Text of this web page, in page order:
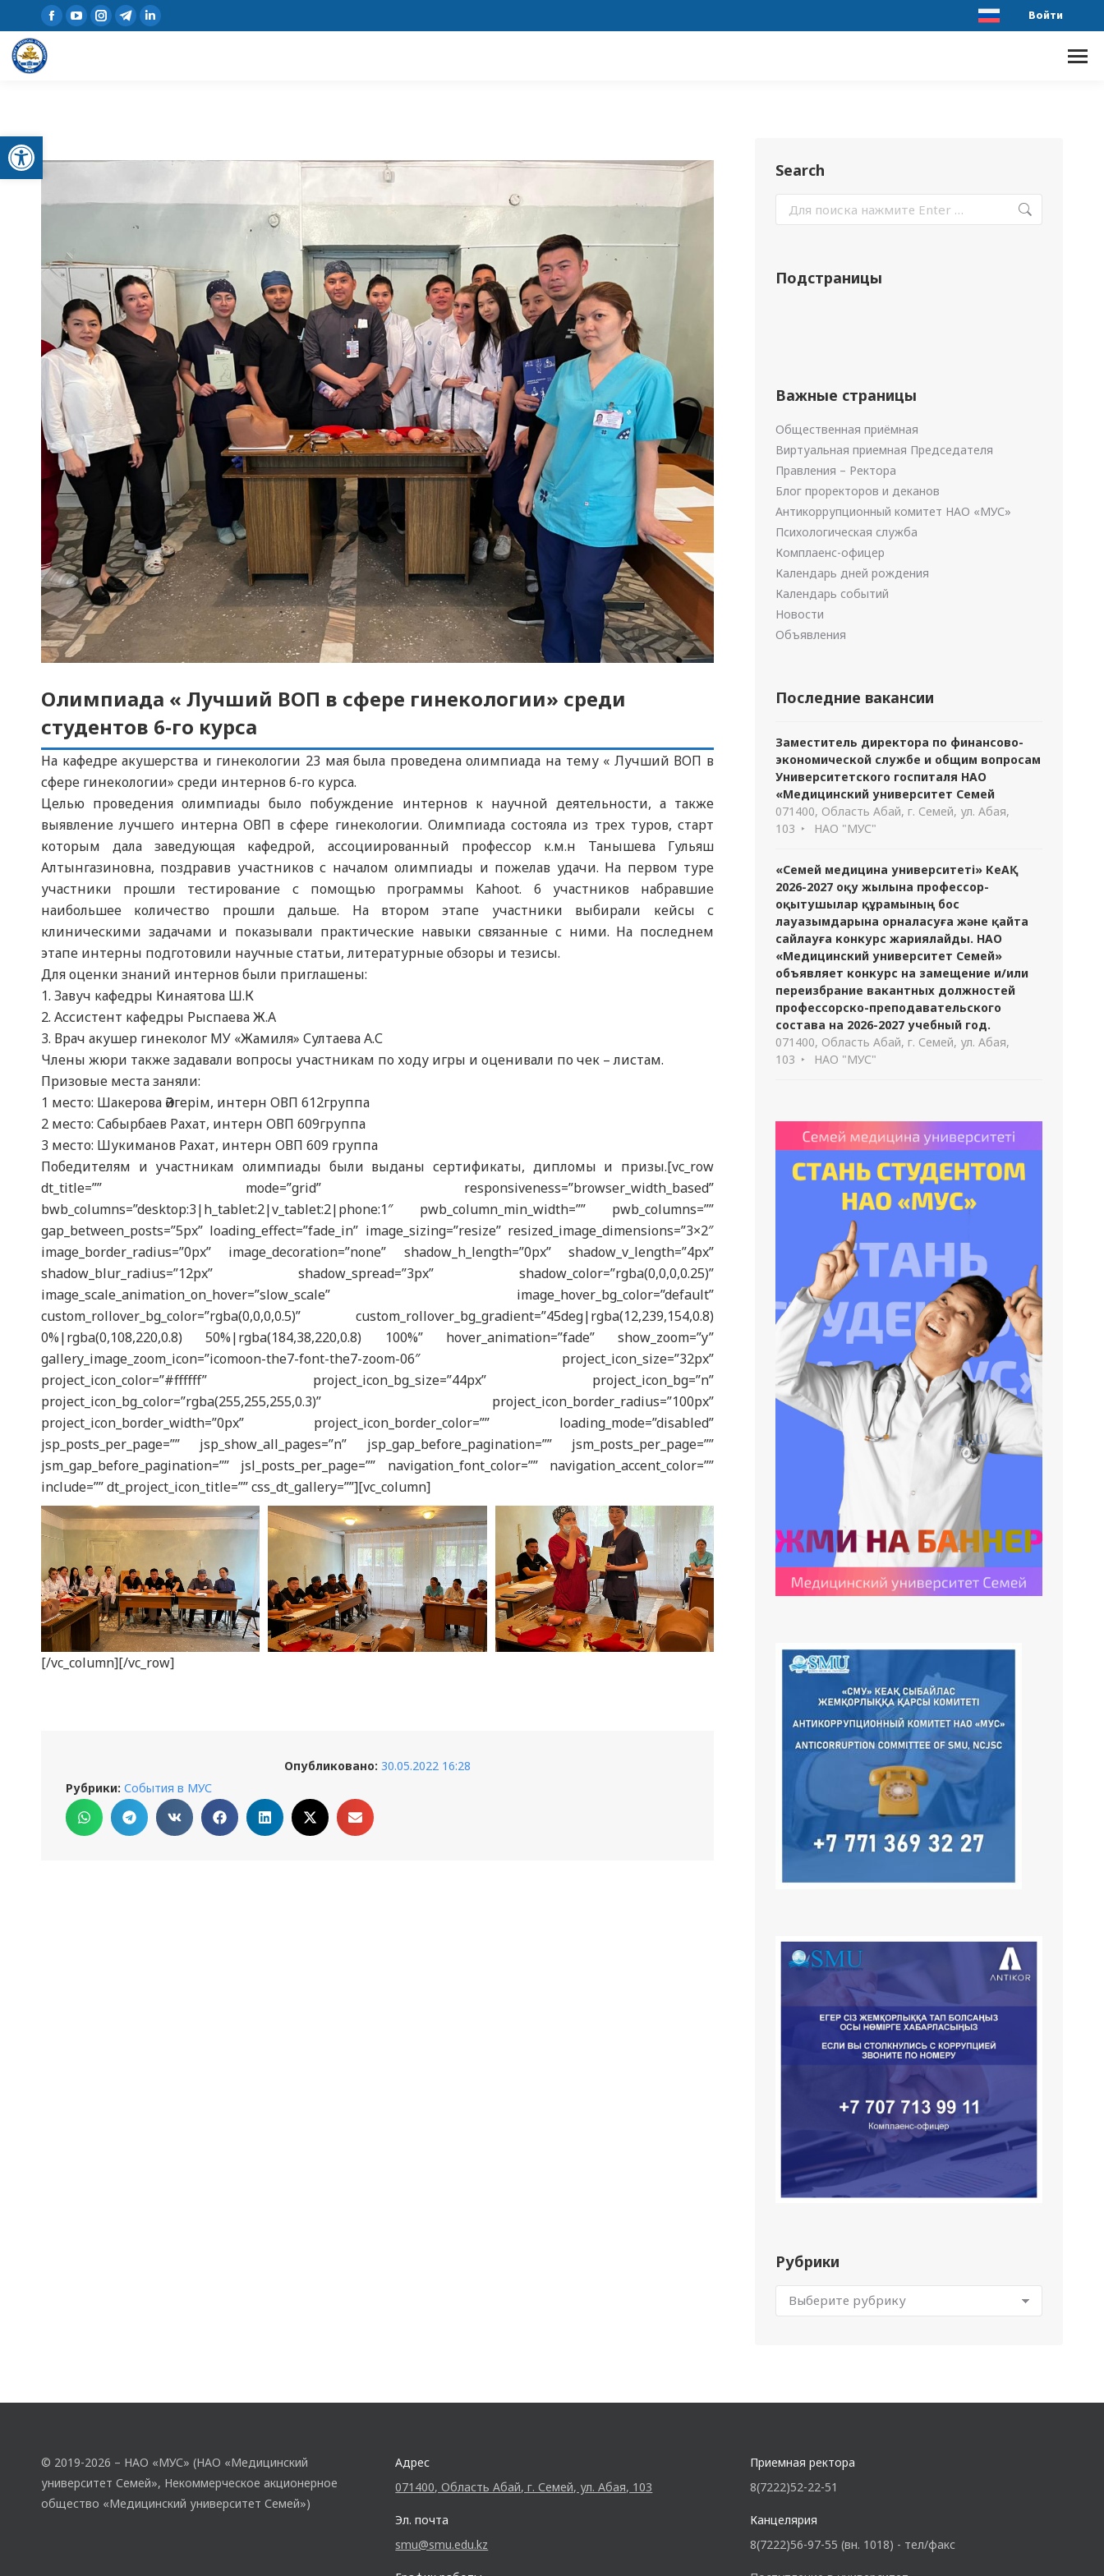
Открыть панель инструментов
Войти
Олимпиада « Лучший ВОП в сфере гинекологии» среди
студентов 6-го курса
На кафедре акушерства и гинекологии 23 мая была проведена олимпиада на тему « Лучший ВОП в
сфере гинекологии» среди интернов 6-го курса.
Целью проведения олимпиады было побуждение интернов к научной деятельности, а также
выявление лучшего интерна ОВП в сфере гинекологии. Олимпиада состояла из трех туров, старт
которым дала заведующая кафедрой, ассоциированный профессор к.м.н Танышева Гульяш
Алтынгазиновна, поздравив участников с началом олимпиады и пожелав удачи. На первом туре
участники прошли тестирование с помощью программы Kahoot. 6 участников набравшие
наибольшее количество прошли дальше. На втором этапе участники выбирали кейсы с
клиническими задачами и показывали практические навыки связанные с ними. На последнем
этапе интерны подготовили научные статьи, литературные обзоры и тезисы.
Для оценки знаний интернов были приглашены:
1. Завуч кафедры Кинаятова Ш.К
2. Ассистент кафедры Рыспаева Ж.А
3. Врач акушер гинеколог МУ «Жамиля» Султаева А.С
Члены жюри также задавали вопросы участникам по ходу игры и оценивали по чек – листам.
Призовые места заняли:
1 место: Шакерова Әйгерім, интерн ОВП 612группа
2 место: Сабырбаев Рахат, интерн ОВП 609группа
3 место: Шукиманов Рахат, интерн ОВП 609 группа
Победителям и участникам олимпиады были выданы сертификаты, дипломы и призы.[vc_row
dt_title=”” mode=”grid” responsiveness=”browser_width_based”
bwb_columns=”desktop:3|h_tablet:2|v_tablet:2|phone:1″ pwb_column_min_width=”” pwb_columns=””
gap_between_posts=”5px” loading_effect=”fade_in” image_sizing=”resize” resized_image_dimensions=”3×2″
image_border_radius=”0px” image_decoration=”none” shadow_h_length=”0px” shadow_v_length=”4px”
shadow_blur_radius=”12px” shadow_spread=”3px” shadow_color=”rgba(0,0,0,0.25)”
image_scale_animation_on_hover=”slow_scale” image_hover_bg_color=”default”
custom_rollover_bg_color=”rgba(0,0,0,0.5)” custom_rollover_bg_gradient=”45deg|rgba(12,239,154,0.8)
0%|rgba(0,108,220,0.8) 50%|rgba(184,38,220,0.8) 100%” hover_animation=”fade” show_zoom=”y”
gallery_image_zoom_icon=”icomoon-the7-font-the7-zoom-06″ project_icon_size=”32px”
project_icon_color=”#ffffff” project_icon_bg_size=”44px” project_icon_bg=”n”
project_icon_bg_color=”rgba(255,255,255,0.3)” project_icon_border_radius=”100px”
project_icon_border_width=”0px” project_icon_border_color=”” loading_mode=”disabled”
jsp_posts_per_page=”” jsp_show_all_pages=”n” jsp_gap_before_pagination=”” jsm_posts_per_page=””
jsm_gap_before_pagination=”” jsl_posts_per_page=”” navigation_font_color=”” navigation_accent_color=””
include=”” dt_project_icon_title=”” css_dt_gallery=””][vc_column]
[/vc_column][/vc_row]
Опубликовано: 30.05.2022 16:28
Рубрики: События в МУС
Search
Подстраницы
Важные страницы
Общественная приёмная
Виртуальная приемная Председателя
Правления – Ректора
Блог проректоров и деканов
Антикоррупционный комитет НАО «МУС»
Психологическая служба
Комплаенс-офицер
Календарь дней рождения
Календарь событий
Новости
Объявления
Последние вакансии
Заместитель директора по финансово-
экономической службе и общим вопросам
Университетского госпиталя НАО
«Медицинский университет Семей
071400, Область Абай, г. Семей, ул. Абая,
103
НАО "МУС"
«Семей медицина университеті» КеАҚ
2026-2027 оқу жылына профессор-
оқытушылар құрамының бос
лауазымдарына орналасуға және қайта
сайлауға конкурс жариялайды. НАО
«Медицинский университет Семей»
объявляет конкурс на замещение и/или
переизбрание вакантных должностей
профессорско-преподавательского
состава на 2026-2027 учебный год.
071400, Область Абай, г. Семей, ул. Абая,
103
НАО "МУС"
Рубрики
© 2019-2026 – НАО «МУС» (НАО «Медицинский
университет Семей», Некоммерческое акционерное
общество «Медицинский университет Семей»)
Адрес
071400, Область Абай, г. Семей, ул. Абая, 103
Эл. почта
smu@smu.edu.kz
Приемная ректора
8(7222)52-22-51
Канцелярия
8(7222)56-97-55 (вн. 1018) - тел/факс